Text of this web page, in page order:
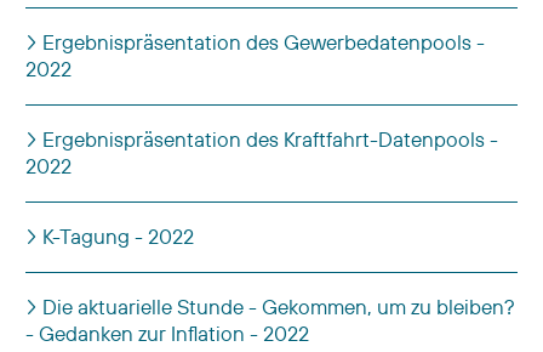
Ergebnispräsentation des Gewerbedatenpools -
2022
Ergebnispräsentation des Kraftfahrt-Datenpools -
2022
K-Tagung - 2022
Die aktuarielle Stunde - Gekommen, um zu bleiben?
- Gedanken zur Inflation - 2022